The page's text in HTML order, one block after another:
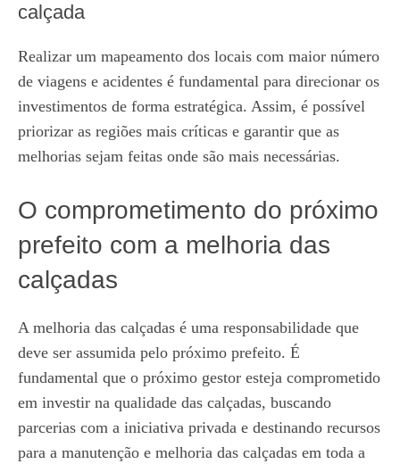
calçada
Realizar um mapeamento dos locais com maior número
de viagens e acidentes é fundamental para direcionar os
investimentos de forma estratégica. Assim, é possível
priorizar as regiões mais críticas e garantir que as
melhorias sejam feitas onde são mais necessárias.
O comprometimento do próximo
prefeito com a melhoria das
calçadas
A melhoria das calçadas é uma responsabilidade que
deve ser assumida pelo próximo prefeito. É
fundamental que o próximo gestor esteja comprometido
em investir na qualidade das calçadas, buscando
parcerias com a iniciativa privada e destinando recursos
para a manutenção e melhoria das calçadas em toda a